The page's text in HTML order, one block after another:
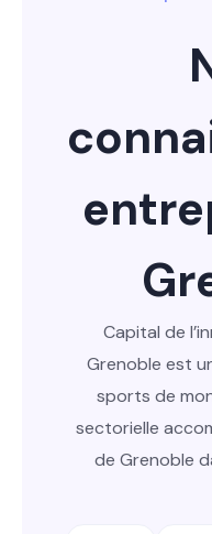
Capital de
Grenoble est
sports de
sectorielle
de Grenoble